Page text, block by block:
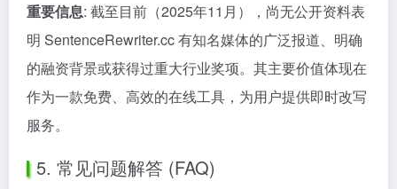
重要信息: 截至目前（2025年11月），尚无公开资料表
明 SentenceRewriter.cc 有知名媒体的广泛报道、明确
的融资背景或获得过重大行业奖项。其主要价值体现在
作为一款免费、高效的在线工具，为用户提供即时改写
服务。
5. 常见问题解答 (FAQ)